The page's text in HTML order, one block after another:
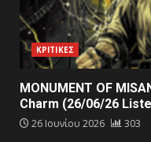
ΚΡΙΤΙΚΕΣ
MONUMENT OF
Charm (26/06/26
26 Ιουνίου 2026 303